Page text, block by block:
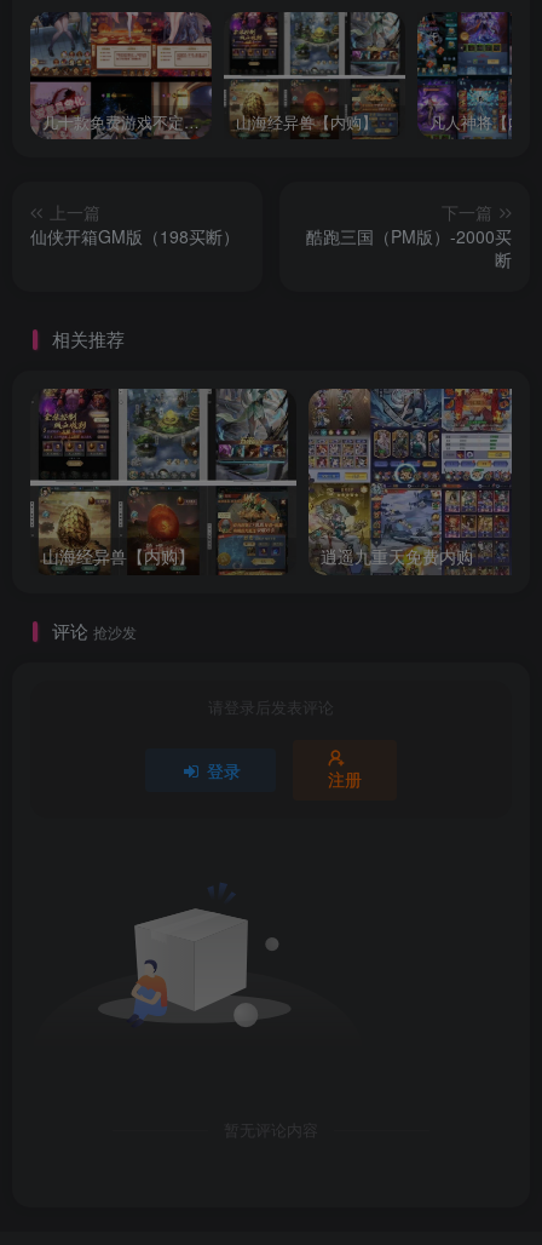
几十款免费游戏不定时更新自行测试 山海经异兽【内购】 凡人神将【内
上一篇
仙侠开箱GM版（198买断）
下一篇
酷跑三国（PM版）-2000买
断
相关推荐
山海经异兽【内购】 逍遥九重天免费内购
评论 抢沙发
请登录后发表评论
登录 注册
暂无评论内容